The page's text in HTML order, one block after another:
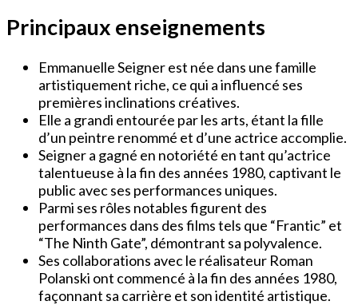
Principaux enseignements
Emmanuelle Seigner est née dans une famille
artistiquement riche, ce qui a influencé ses
premières inclinations créatives.
Elle a grandi entourée par les arts, étant la fille
d’un peintre renommé et d’une actrice accomplie.
Seigner a gagné en notoriété en tant qu’actrice
talentueuse à la fin des années 1980, captivant le
public avec ses performances uniques.
Parmi ses rôles notables figurent des
performances dans des films tels que “Frantic” et
“The Ninth Gate”, démontrant sa polyvalence.
Ses collaborations avec le réalisateur Roman
Polanski ont commencé à la fin des années 1980,
façonnant sa carrière et son identité artistique.